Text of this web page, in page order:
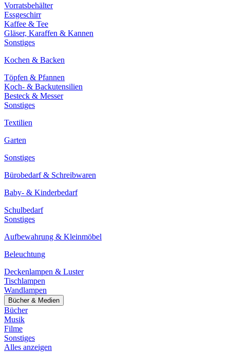
Vorratsbehälter
Essgeschirr
Kaffee & Tee
Gläser, Karaffen & Kannen
Sonstiges
Kochen & Backen
Töpfen & Pfannen
Koch- & Backutensilien
Besteck & Messer
Sonstiges
Textilien
Garten
Sonstiges
Bürobedarf & Schreibwaren
Baby- & Kinderbedarf
Schulbedarf
Sonstiges
Aufbewahrung & Kleinmöbel
Beleuchtung
Deckenlampen & Luster
Tischlampen
Wandlampen
Bücher & Medien
Bücher
Musik
Filme
Sonstiges
Alles anzeigen